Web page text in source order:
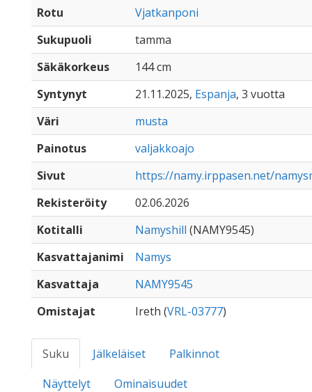
Rotu
Vjatkanponi
Sukupuoli
tamma
Säkäkorkeus
144 cm
Syntynyt
21.11.2025, Espanja, 3 vuotta
Väri
musta
Painotus
valjakkoajo
Sivut
https://namy.irppasen.net/
Rekisteröity
02.06.2026
Kotitalli
Namyshill (NAMY9545)
Kasvattajanimi
Namys
Kasvattaja
NAMY9545
Omistajat
Ireth (VRL-03777)
Suku Jälkeläiset
Palkinnot
Näyttelyt
Ominaisuudet